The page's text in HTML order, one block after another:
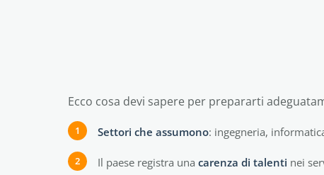
Ecco cosa devi sapere per prepararti
Settori che assumono: ingegneria,
Il paese registra una carenza di talenti nei